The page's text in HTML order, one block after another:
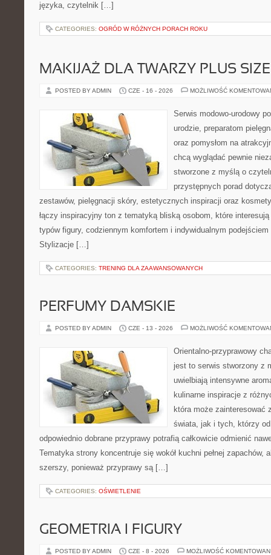
języka, czytelnik […]
CATEGORIES: OGRÓD W RÓŻNYCH PORACH ROKU
MAKIJAŻ DLA TWARZY PLUS SIZE
POSTED BY ADMIN CZE - 16 - 2026 MOŻLIWOŚĆ
Serwis modowo-urodowy
urodzie, preparatom
oraz pomysłom na
chcą wyglądać pewnie
stworzone z myślą o
przystępnych porad
zestawów, pielęgnacji skóry, estetycznych inspiracji oraz
łączy inspiracyjny ton z tematyką bliską osobom, które
typów figury, codziennym komfortem i indywidualnym
Stylizacje […]
CATEGORIES: TRENING DLA ZAAWANSOWANYCH
PERFUMY DAMSKIE
POSTED BY ADMIN CZE - 13 - 2026 MOŻLIWOŚĆ
Orientalno-przyprawowy
jest to serwis stworzony z
uwielbiają intensywne
kulinarne inspiracje z
która może zainteresować
świata, jak i tych, którzy
odpowiednio dobrane przyprawy potrafią całkowicie odmienić
Tematyka strony koncentruje się wokół kuchni pełnej zapachów,
szerszy, ponieważ przyprawy są […]
CATEGORIES: OŚWIETLENIE
GEOMETRIA I FIGURY
POSTED BY ADMIN CZE - 8 - 2026 MOŻLIWOŚĆ